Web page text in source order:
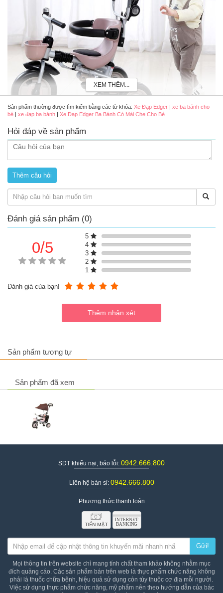
Thiết kế thông minh với nhiều màu sắc cho bé thỏa sức lựa chọn
Ưu điểm của xe đạp 3 bánh có mái che Edgar
gian
Khung xe được làm từ hợp kim siêu bền, siêu nhẹ và an toàn
cho bé
Yên xe, giỏ xe được làm từ chất liệu nhựa cao cấp, có độ
bền và dẻo nhất định
Bánh xe được làm từ chất liệu cao su cao cấp có độ bám
dính cực cao và chống trơn trượt
- Thiết kế thông minh, xinh xắn, cho bé thoải mái vui chơi và rất
Ghế ngồi thiết kế dạng vòm, ôm trọn lưng và dữ cho lưng bé
Chuông xe ở bên tay cầm phải giúp bé xử lí tốt và linh hoạt
các tình huống xảy ra
Thiết kế tay đẩy tiện lợi để làm xe đẩy cho những bé chưa
quen với việc đạp xe
Tích hợp hai khả năng vừa làm xe đẩy vừa là xe đạp ba
bánh cho bé yêu
Mái che chắn rộng rãi, che nắng che gió và những tác động
có hại từ môi trường
XEM THÊM...
Sản phẩm thường được tìm kiếm bằng các từ khóa: Xe Đạp Edger | xe ba bánh cho
bé | xe đạp ba bánh | Xe Đạp Edger Ba Bánh Có Mái Che Cho Bé
Hỏi đáp về sản phẩm
Đánh giá sản phẩm (0)
0/5
5
4
3
2
1
Đánh giá của bạn!
Sản phẩm tương tự
Sản phẩm đã xem
SDT khiếu nại, báo lỗi: 0942.666.800
Liên hệ bán sỉ: 0942.666.800
Phương thức thanh toán
Gửi!
Mọi thông tin trên website chỉ mang tính chất tham khảo không nhằm mục
đích quảng cáo. Các sản phẩm bán trên web là thực phẩm chức năng không
phải là thuốc chữa bệnh, hiệu quả sử dụng còn tùy thuộc cơ địa mỗi người.
Việc sử dụng thực phẩm chức năng, mỹ phẩm nên theo hướng dẫn của bác